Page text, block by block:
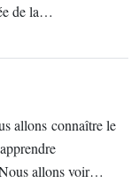
de la…
allons connaître le
allons voir…